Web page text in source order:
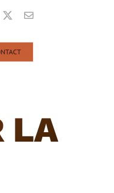
Email
LA